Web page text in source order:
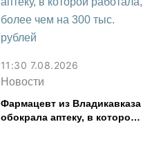
11:30 7.08.2026
Новости
Фармацевт из Владикавказа
обокрала аптеку, в которой